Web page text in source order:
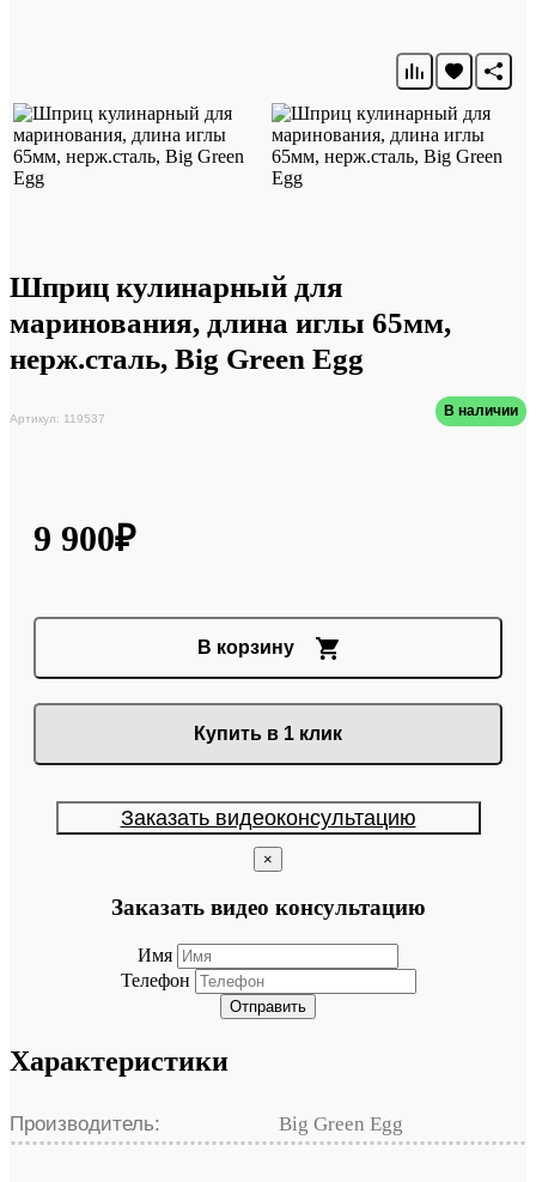
Шприц кулинарный для
маринования, длина иглы 65мм,
нерж.сталь, Big Green Egg
Артикул: 119537 В наличии
9 900₽
В корзину
Купить в 1 клик
Заказать видеоконсультацию
×
Заказать видео консультацию
Имя
Телефон
Отправить
Характеристики
Производитель: Big Green Egg